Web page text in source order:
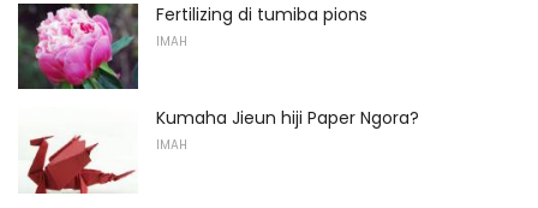
Fertilizing di tumiba pions
IMAH
Kumaha Jieun hiji Paper Ngora?
IMAH